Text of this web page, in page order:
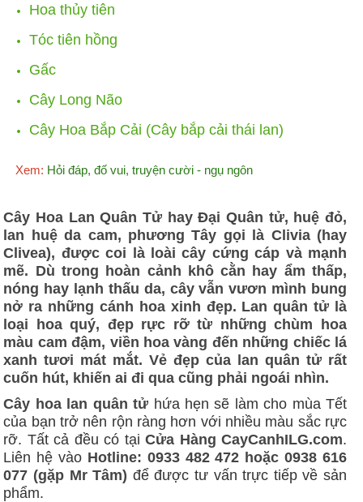
Hoa thủy tiên
Tóc tiên hồng
Gấc
Cây Long Não
Cây Hoa Bắp Cải (Cây bắp cải thái lan)
Xem: Hỏi đáp, đố vui, truyện cười - ngụ ngôn
Cây Hoa Lan Quân Tử hay Đại Quân tử, huệ đỏ,
lan huệ da cam, phương Tây gọi là Clivia (hay
Clivea), được coi là loài cây cứng cáp và mạnh
mẽ. Dù trong hoàn cảnh khô cằn hay ẩm thấp,
nóng hay lạnh thấu da, cây vẫn vươn mình bung
nở ra những cánh hoa xinh đẹp. Lan quân tử là
loại hoa quý, đẹp rực rỡ từ những chùm hoa
màu cam đậm, viền hoa vàng đến những chiếc lá
xanh tươi mát mắt. Vẻ đẹp của lan quân tử rất
cuốn hút, khiến ai đi qua cũng phải ngoái nhìn.
Cây hoa lan quân tử hứa hẹn sẽ làm cho mùa Tết
của bạn trở nên rộn ràng hơn với nhiều màu sắc rực
rỡ. Tất cả đều có tạiCửa Hàng CayCanhILG.com.
Liên hệ vào Hotline: 0933 482 472 hoặc 0938 616
077 (gặp Mr Tâm) để được tư vấn trực tiếp về sản
phẩm.